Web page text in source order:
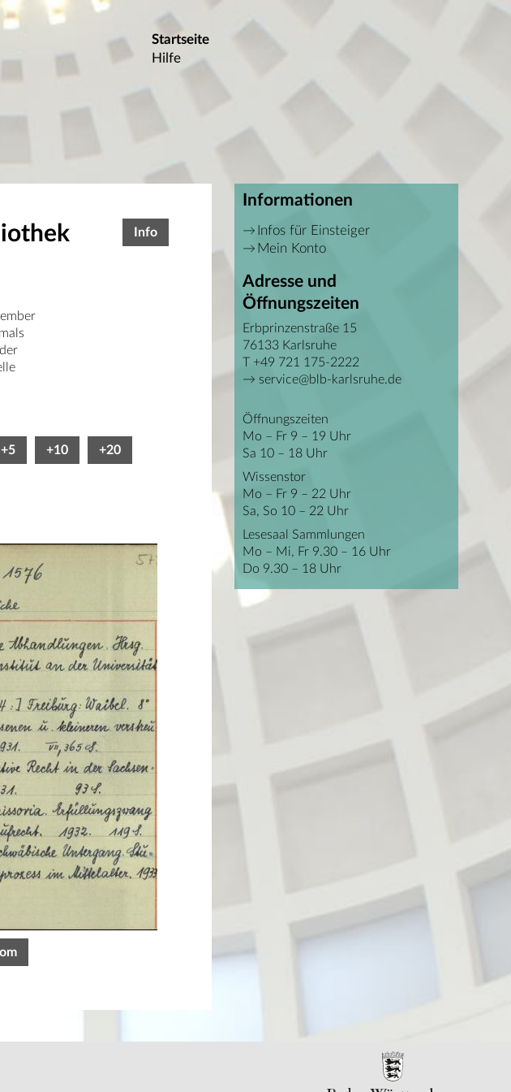
Startseite
Hilfe
Info
+5 +10 +20
Informationen
Infos für Einsteiger
Mein Konto
Adresse und
Öffnungszeiten
Erbprinzenstraße 15
76133 Karlsruhe
T +49 721 175-2222
service@blb-karlsruhe.de
Öffnungszeiten
Mo – Fr 9 – 19 Uhr
Sa 10 – 18 Uhr
Wissenstor
Mo – Fr 9 – 22 Uhr
Sa, So 10 – 22 Uhr
Lesesaal Sammlungen
Mo – Mi, Fr 9.30 – 16 Uhr
Do 9.30 – 18 Uhr